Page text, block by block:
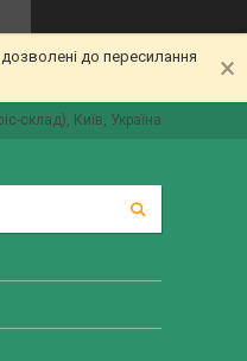
до пересилання
склад), Київ, Україна